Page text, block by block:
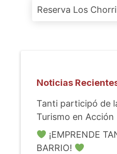
Reserva Los
Noticias
Tanti participó de
Turismo en Acción
¡EMPRENDE
BARRIO!